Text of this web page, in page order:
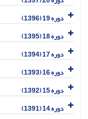
دوره 19 (1396)
دوره 18 (1395)
دوره 17 (1394)
دوره 16 (1393)
دوره 15 (1392)
دوره 14 (1391)